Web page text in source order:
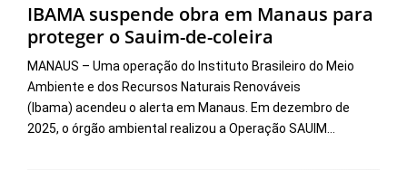
IBAMA suspende obra em Manaus para
proteger o Sauim-de-coleira
MANAUS – Uma operação do Instituto Brasileiro do Meio
Ambiente e dos Recursos Naturais Renováveis
(Ibama) acendeu o alerta em Manaus. Em dezembro de
2025, o órgão ambiental realizou a Operação SAUIM...